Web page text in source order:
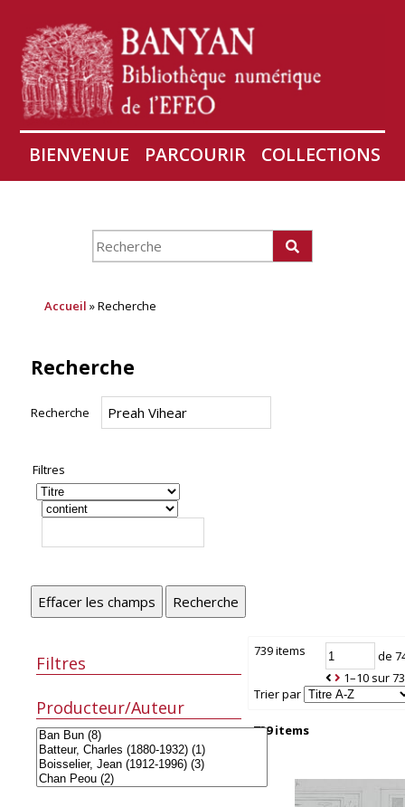
BIENVENUE PARCOURIR
COLLECTIONS
AIRES
CONSERVATION D'ANGKOR
Accueil » Recherche
Recherche
Recherche
Filtres
Effacer les champs Recherche
739 items
de
1–10 sur
Trier par
739 items
Filtres
Producteur/Auteur